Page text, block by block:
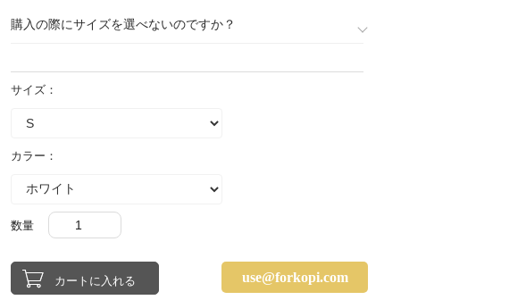
購入の際にサイズを選べないのですか？
サイズ：
カラー：
数量
use@forkopi.com